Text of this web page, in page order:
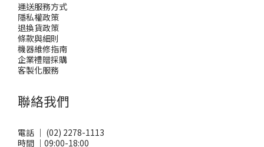
運送服務方式
隱私權政策
退換貨政策
條款與細則
機器維修指南
企業禮贈採購
客製化服務
聯絡我們
電話 ｜ (02) 2278-1113
時間 ｜09:00-18:00